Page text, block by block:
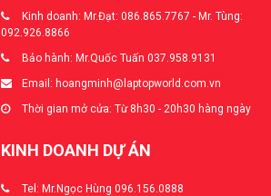
Kinh doanh: Mr.Đạt: 086.865.7767 - Mr. Tùng:
092.926.8866
Bảo hành: Mr.Quốc Tuấn 037.958.9131
Email: hoangminh@laptopworld.com.vn
Thời gian mở cửa: Từ 8h30 - 20h30 hàng ngày
KINH DOANH DỰ ÁN
Tel: Mr.Ngọc Hùng 096.156.0888